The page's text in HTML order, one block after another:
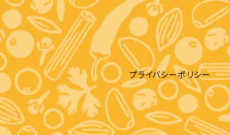
Tシャツ
パーカー
スマホケース
画像データ
プライバシーポリシー